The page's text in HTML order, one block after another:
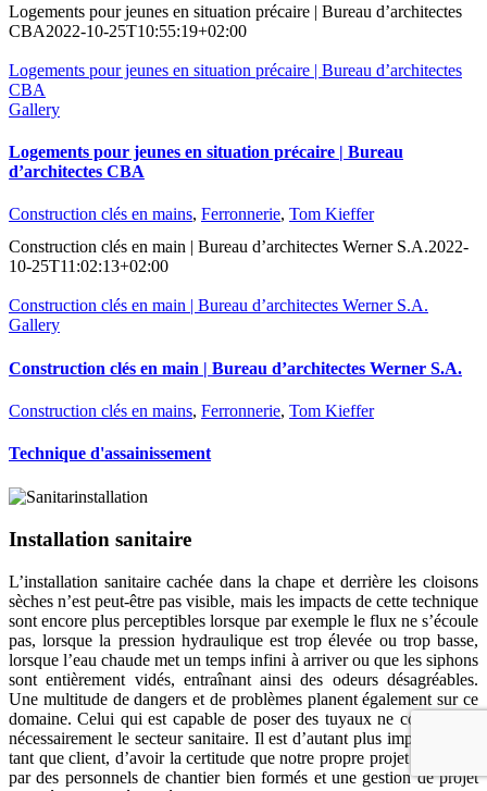
Logements pour jeunes en situation précaire | Bureau d’architectes
CBA2022-10-25T10:55:19+02:00
Logements pour jeunes en situation précaire | Bureau d’architectes
CBA
Gallery
Logements pour jeunes en situation précaire | Bureau
d’architectes CBA
Construction clés en mains, Ferronnerie, Tom Kieffer
Construction clés en main | Bureau d’architectes Werner S.A.2022-
10-25T11:02:13+02:00
Construction clés en main | Bureau d’architectes Werner S.A.
Gallery
Construction clés en main | Bureau d’architectes Werner S.A.
Construction clés en mains, Ferronnerie, Tom Kieffer
Technique d'assainissement
Installation sanitaire
L’installation sanitaire cachée dans la chape et derrière les cloisons
sèches n’est peut-être pas visible, mais les impacts de cette technique
sont encore plus perceptibles lorsque par exemple le flux ne s’écoule
pas, lorsque la pression hydraulique est trop élevée ou trop basse,
lorsque l’eau chaude met un temps infini à arriver ou que les siphons
sont entièrement vidés, entraînant ainsi des odeurs désagréables.
Une multitude de dangers et de problèmes planent également sur ce
domaine. Celui qui est capable de poser des tuyaux ne connaît pas
nécessairement le secteur sanitaire. Il est d’autant plus important, en
tant que client, d’avoir la certitude que notre propre projet sera suivi
par des personnels de chantier bien formés et une gestion de projet